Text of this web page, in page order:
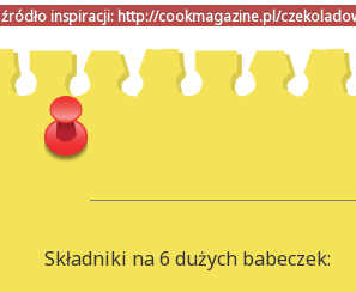
źródło inspiracji: http://cookmagazine.pl/
Składniki na 6 dużych babeczek: